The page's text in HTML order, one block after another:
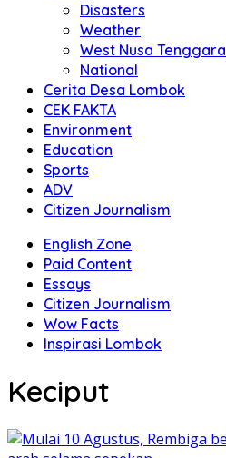
Disasters
Weather
West Nusa Tenggara
National
Cerita Desa Lombok
CEK FAKTA
Environment
Education
Sports
ADV
Citizen Journalism
English Zone
Paid Content
Essays
Citizen Journalism
Wow Facts
Inspirasi Lombok
Keciput